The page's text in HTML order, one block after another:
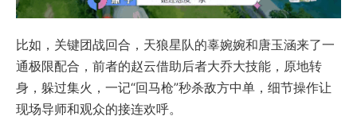
比如，关键团战回合，天狼星队的辜婉婉和唐玉涵来了一
通极限配合，前者的赵云借助后者大乔大技能，原地转
身，躲过集火，一记“回马枪”秒杀敌方中单，细节操作让
现场导师和观众的接连欢呼。